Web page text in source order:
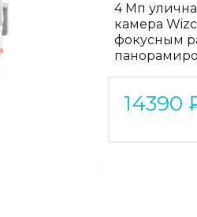
4 Мп
камера
фокусным
14390